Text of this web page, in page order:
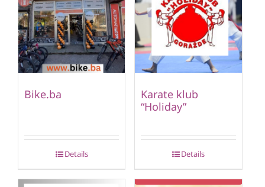
Bike.ba
Details
Karate klub
“Holiday”
Details